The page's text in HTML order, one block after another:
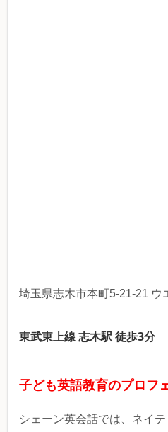
埼玉県志木市本町5-21-21 ウ
東武東上線 志木駅 徒歩3分
子ども英語教育のプロフ
シェーン英会話では、ネイ